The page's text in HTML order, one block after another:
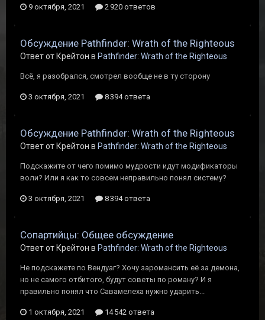
9 октября, 2021 2 920 ответов
Обсуждение Pathfinder: Wrath of the Righteous
Ответ от Крейтон в Pathfinder: Wrath of the Righteous
Всё, я разобрался, смотрел вообще не в ту сторону
3 октября, 2021 8 394 ответа
Обсуждение Pathfinder: Wrath of the Righteous
Ответ от Крейтон в Pathfinder: Wrath of the Righteous
Подскажите от чего помимо мудрости идут модификаторы
воли? Или я как то совсем неправильно понял систему?
3 октября, 2021 8 394 ответа
Сопартийцы: Общее обсуждение
Ответ от Крейтон в Pathfinder: Wrath of the Righteous
Не подскажете по Вендуаг? Хочу заромансить её за демона,
но не самого отбитого, будут советы по роману? И я
правильно понял что Савамелеха нужно ударить...
1 октября, 2021 14 542 ответа